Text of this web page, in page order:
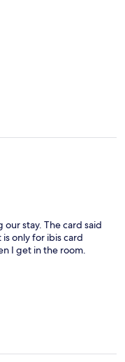
stay. The card said
only for ibis card
I get in the room.